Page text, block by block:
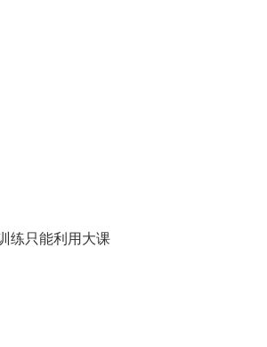
练只能利用大课